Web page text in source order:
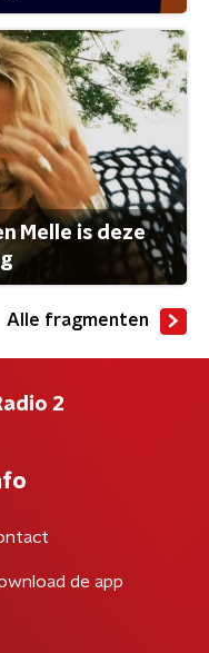
Melle is deze
Alle fragmenten
2
de app